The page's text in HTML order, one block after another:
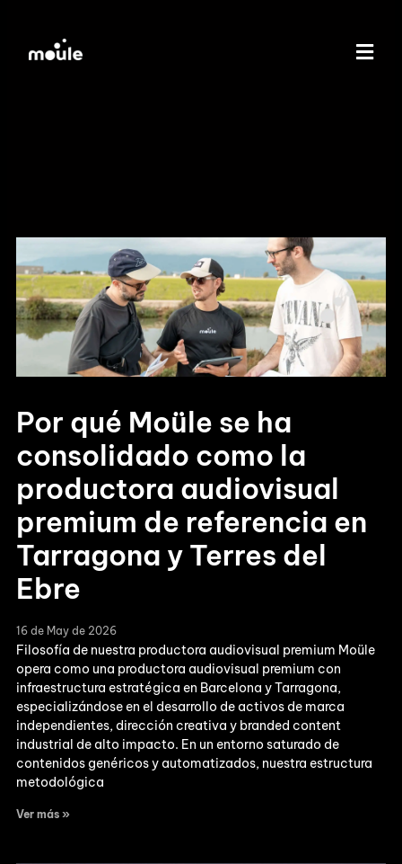
Por qué Moüle se ha
consolidado como la
productora audiovisual
premium de referencia en
Tarragona y Terres del
Ebre
16 de May de 2026
Filosofía de nuestra productora audiovisual premium Moüle
opera como una productora audiovisual premium con
infraestructura estratégica en Barcelona y Tarragona,
especializándose en el desarrollo de activos de marca
independientes, dirección creativa y branded content
industrial de alto impacto. En un entorno saturado de
contenidos genéricos y automatizados, nuestra estructura
metodológica
Ver más »